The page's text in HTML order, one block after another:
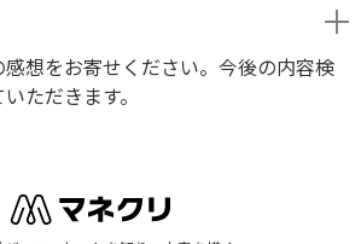
想をお寄せください。今後の内容検
ただきます。